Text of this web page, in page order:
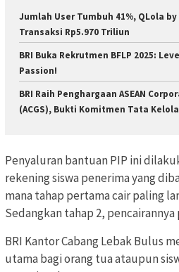
Jumlah User Tumbuh 41%, QLola
Transaksi Rp5.970 Triliun
BRI Buka Rekrutmen BFLP 2025:
Passion!
BRI Raih Penghargaan ASEAN
(ACGS), Bukti Komitmen Tata
Penyaluran bantuan PIP ini
rekening siswa penerima yang
mana tahap pertama cair paling
Sedangkan tahap 2, pencairannya
BRI Kantor Cabang Lebak Bulus
utama bagi orang tua ataupun